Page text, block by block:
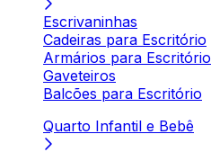
Escrivaninhas
Cadeiras para Escritório
Armários para Escritório
Gaveteiros
Balcões para Escritório
Quarto Infantil e Bebê